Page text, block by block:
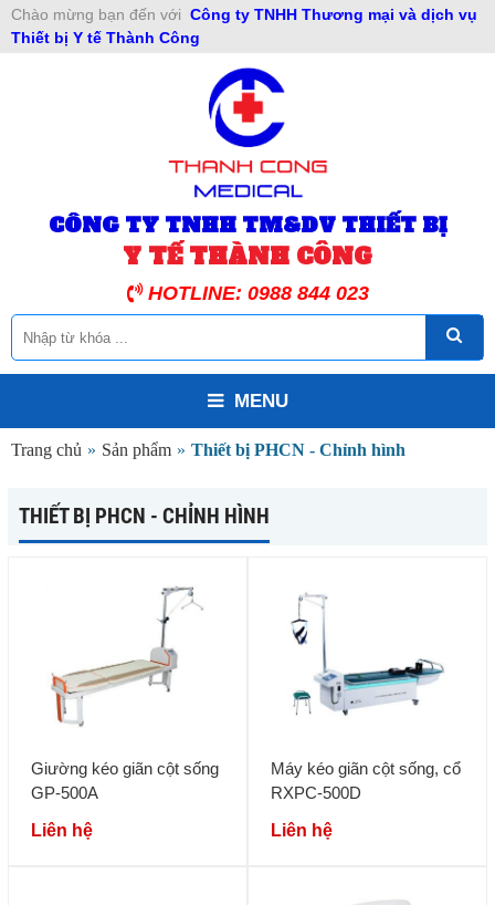
Chào mừng bạn đến với Công ty TNHH Thương mại và dịch vụ
Thiết bị Y tế Thành Công
CÔNG TY TNHH TM&DV THIẾT BỊ
Y TẾ THÀNH CÔNG
HOTLINE: 0988 844 023
MENU
Trang chủ » Sản phẩm » Thiết bị PHCN - Chỉnh hình
THIẾT BỊ PHCN - CHỈNH HÌNH
Giường kéo giãn cột sống
GP-500A
Liên hệ
Máy kéo giãn cột sống, cổ
RXPC-500D
Liên hệ